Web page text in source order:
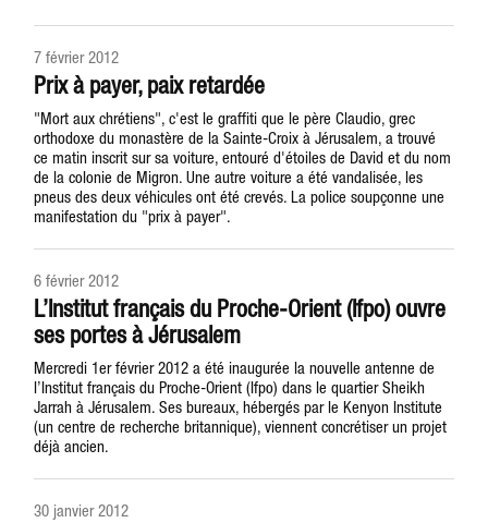
7 février 2012
Prix à payer, paix retardée
"Mort aux chrétiens", c'est le graffiti que le père Claudio, grec
orthodoxe du monastère de la Sainte-Croix à Jérusalem, a trouvé
ce matin inscrit sur sa voiture, entouré d'étoiles de David et du nom
de la colonie de Migron. Une autre voiture a été vandalisée, les
pneus des deux véhicules ont été crevés. La police soupçonne une
manifestation du "prix à payer".
6 février 2012
L’Institut français du Proche-Orient (Ifpo) ouvre
ses portes à Jérusalem
Mercredi 1er février 2012 a été inaugurée la nouvelle antenne de
l’Institut français du Proche-Orient (Ifpo) dans le quartier Sheikh
Jarrah à Jérusalem. Ses bureaux, hébergés par le Kenyon Institute
(un centre de recherche britannique), viennent concrétiser un projet
déjà ancien.
30 janvier 2012